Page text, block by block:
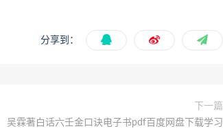
分享到：
下一篇
吴霖著白话六壬金口诀电子书pdf百度网盘下载学习